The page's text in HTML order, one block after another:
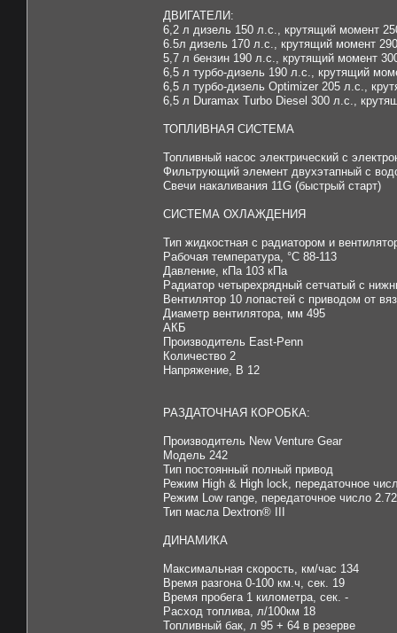
ДВИГАТЕЛИ:
6,2 л дизель 150 л.с., крутящий момент
6.5л дизель 170 л.с., крутящий момент
5,7 л бензин 190 л.с., крутящий момент
6,5 л турбо-дизель 190 л.с., крутящий
6,5 л турбо-дизель Optimizer 205 л.с.,
6,5 л Duramax Turbo Diesel 300 л.с.,
ТОПЛИВНАЯ СИСТЕМА
Топливный насос электрический с
Фильтрующий элемент двухэтапный с
Свечи накаливания 11G (быстрый старт)
СИСТЕМА ОХЛАЖДЕНИЯ
Тип жидкостная с радиатором и
Рабочая температура, °C 88-113
Давление, кПа 103 кПа
Радиатор четырехрядный сетчатый с
Вентилятор 10 лопастей с приводом от
Диаметр вентилятора, мм 495
АКБ
Производитель East-Penn
Количество 2
Напряжение, В 12
РАЗДАТОЧНАЯ КОРОБКА:
Производитель New Venture Gear
Модель 242
Тип постоянный полный привод
Режим High & High lock, передаточное
Режим Low range, передаточное число
Тип масла Dextron® III
ДИНАМИКА
Максимальная скорость, км/час 134
Время разгона 0-100 км.ч, сек. 19
Время пробега 1 километра, сек. -
Расход топлива, л/100км 18
Топливный бак, л 95 + 64 в резерве